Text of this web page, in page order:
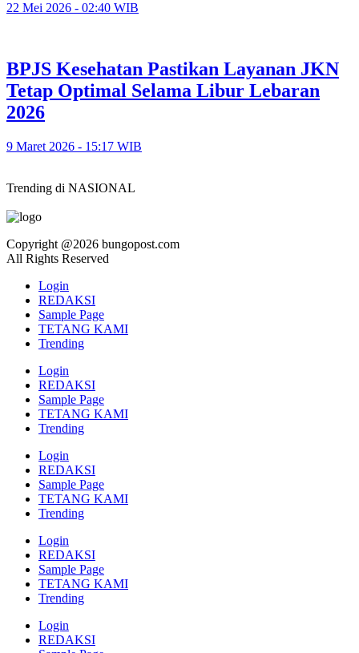
22 Mei 2026 - 02:40 WIB
BPJS Kesehatan Pastikan Layanan JKN
Tetap Optimal Selama Libur Lebaran
2026
9 Maret 2026 - 15:17 WIB
Trending di NASIONAL
Copyright @2026 bungopost.com
All Rights Reserved
Login
REDAKSI
Sample Page
TETANG KAMI
Trending
Login
REDAKSI
Sample Page
TETANG KAMI
Trending
Login
REDAKSI
Sample Page
TETANG KAMI
Trending
Login
REDAKSI
Sample Page
TETANG KAMI
Trending
Login
REDAKSI